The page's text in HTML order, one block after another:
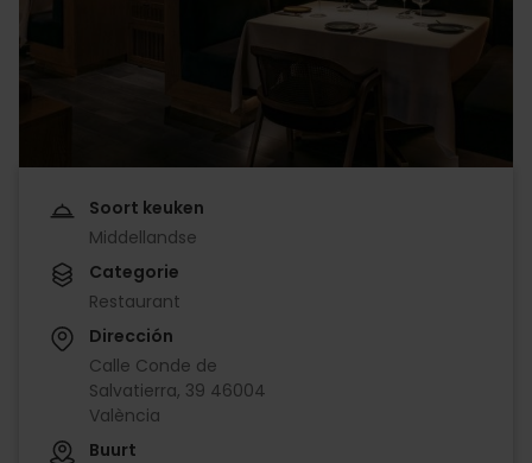
Soort keuken
Middellandse
Categorie
Restaurant
Dirección
Calle Conde de
Salvatierra, 39 46004
València
Buurt